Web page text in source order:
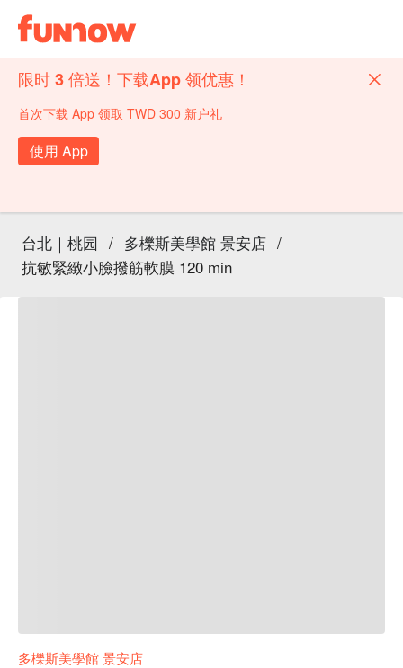
限时 3 倍送！下载App 领优惠！
首次下载 App 领取 TWD 300 新户礼
使用 App
台北｜桃园 / 多櫟斯美學館 景安店 /
抗敏緊緻小臉撥筋軟膜 120 min
多櫟斯美學館 景安店